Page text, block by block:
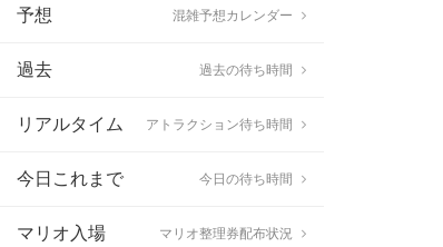
予想 混雑予想カレンダー
過去 過去の待ち時間
リアルタイム アトラクション待ち時間
今日これまで 今日の待ち時間
マリオ入場 マリオ整理券配布状況